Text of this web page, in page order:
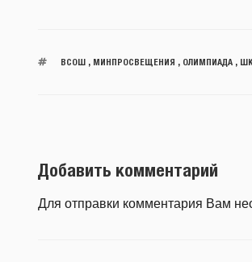
ВСОШ, МИНПРОСВЕЩЕНИЯ , ОЛИМПИАДА,
Добавить комментарий
Для отправки комментария Вам